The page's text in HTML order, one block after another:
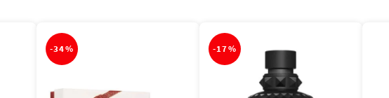
-34% -17%